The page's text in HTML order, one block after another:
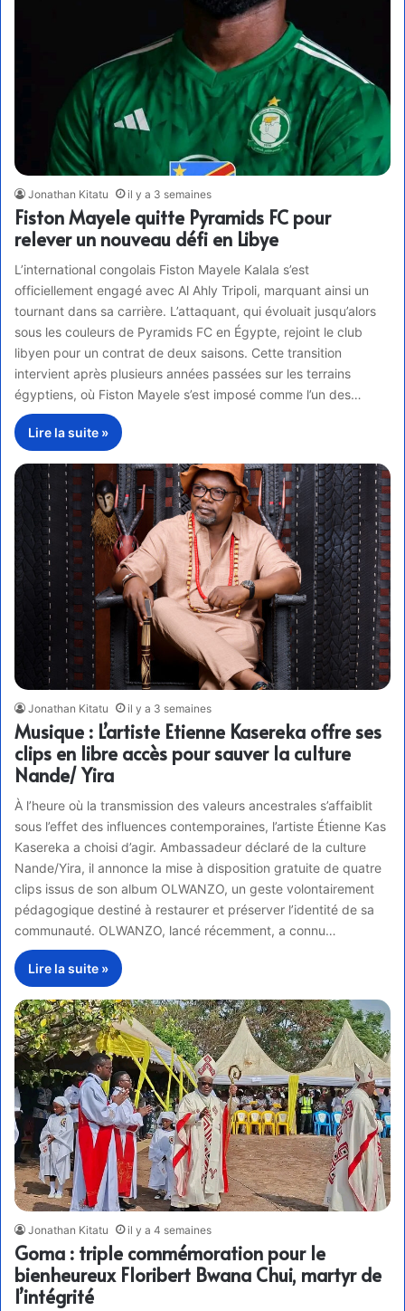
Jonathan Kitatu il y a 3 semaines
Fiston Mayele quitte Pyramids FC pour
relever un nouveau défi en Libye
L’international congolais Fiston Mayele Kalala s’est
officiellement engagé avec Al Ahly Tripoli, marquant ainsi un
tournant dans sa carrière. L’attaquant, qui évoluait jusqu’alors
sous les couleurs de Pyramids FC en Égypte, rejoint le club
libyen pour un contrat de deux saisons. Cette transition
intervient après plusieurs années passées sur les terrains
égyptiens, où Fiston Mayele s’est imposé comme l’un des…
Lire la suite »
Jonathan Kitatu il y a 3 semaines
Musique : L’artiste Etienne Kasereka offre ses
clips en libre accès pour sauver la culture
Nande/ Yira
À l’heure où la transmission des valeurs ancestrales s’affaiblit
sous l’effet des influences contemporaines, l’artiste Étienne Kas
Kasereka a choisi d’agir. Ambassadeur déclaré de la culture
Nande/Yira, il annonce la mise à disposition gratuite de quatre
clips issus de son album OLWANZO, un geste volontairement
pédagogique destiné à restaurer et préserver l’identité de sa
communauté. OLWANZO, lancé récemment, a connu…
Lire la suite »
Jonathan Kitatu il y a 4 semaines
Goma : triple commémoration pour le
bienheureux Floribert Bwana Chui, martyr de
l’intégrité